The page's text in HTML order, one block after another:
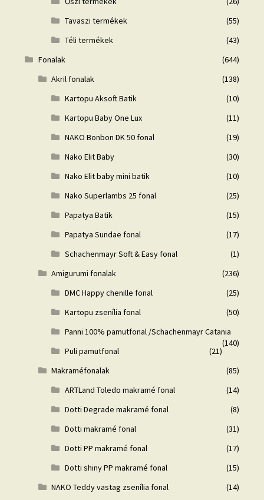
Tavaszi termékek
(55)
Téli termékek
(43)
Fonalak
(644)
Akril fonalak
(138)
Kartopu Aksoft Batik
(10)
Kartopu Baby One Lux
(11)
NAKO Bonbon DK 50 fonal
(19)
Nako Elit Baby
(30)
Nako Elit baby mini batik
(10)
Nako Superlambs 25 fonal
(25)
Papatya Batik
(15)
Papatya Sundae fonal
(17)
Schachenmayr Soft & Easy fonal
(1)
Amigurumi fonalak
(236)
DMC Happy chenille fonal
(25)
Kartopu zsenília fonal
(50)
Panni 100% pamutfonal /Schachenmayr Catania
(140)
Puli pamutfonal
(21)
Makraméfonalak
(85)
ARTLand Toledo makramé fonal
(14)
Dotti Degrade makramé fonal
(8)
Dotti makramé fonal
(31)
Dotti PP makramé fonal
(17)
Dotti shiny PP makramé fonal
(15)
NAKO Teddy vastag zsenília fonal
(14)